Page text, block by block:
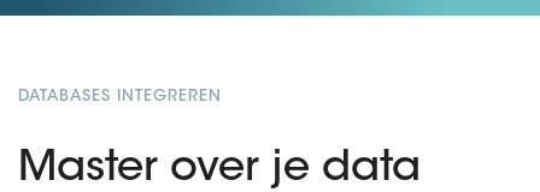
DATABASES INTEGREREN
Master over je data